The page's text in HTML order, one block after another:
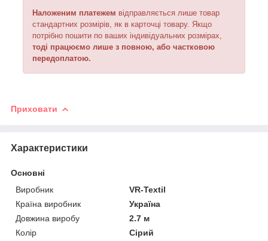
Наложеним платежем відправляється лише товар
стандартних розмірів, як в карточці товару. Якщо
потрібно пошити по ваших індивідуальних розмірах,
тоді працюємо лише з повною, або частковою
передоплатою.
Приховати
Характеристики
Основні
Виробник
VR-Textil
Країна виробник
Україна
Довжина виробу
2.7 м
Колір
Сірий